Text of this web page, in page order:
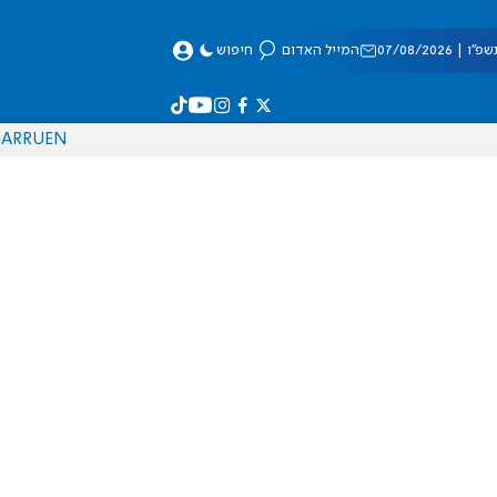
08/2026 המייל האדום חיפוש
EN
RU
AR